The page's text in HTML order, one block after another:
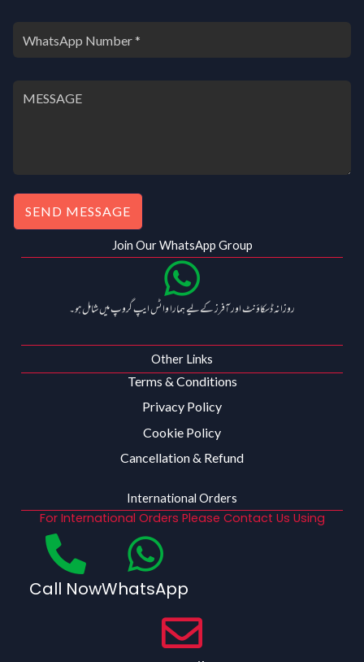
SEND MESSAGE
Join Our WhatsApp Group
روزانہ ڈسکاؤنٹ اور آفرز کے لیے ہمارا واٹس ایپ گروپ میں شامل ہو۔
Other Links
Terms & Conditions
Privacy Policy
Cookie Policy
Cancellation & Refund
International Orders
For International Orders Please Contact Us Using
Call NowWhatsApp